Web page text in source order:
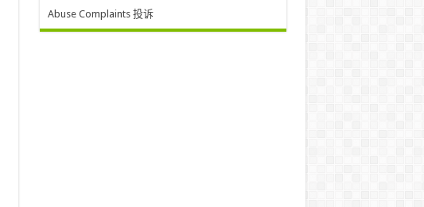
Abuse Complaints 投诉